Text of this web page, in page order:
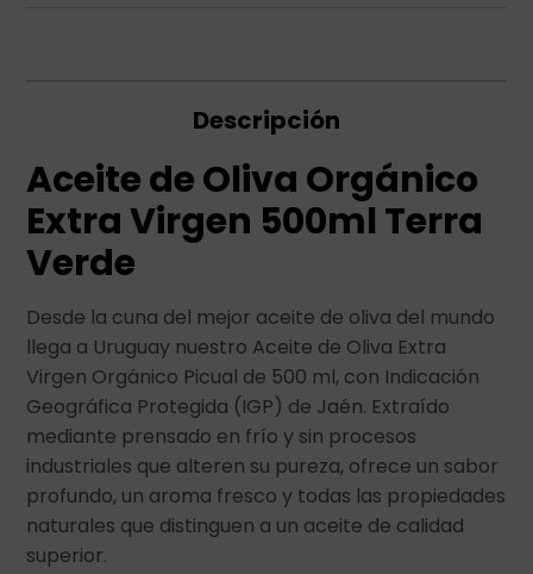
Descripción
Aceite de Oliva Orgánico
Extra Virgen 500ml Terra
Verde
Desde la cuna del mejor aceite de oliva del mundo
llega a Uruguay nuestro Aceite de Oliva Extra
Virgen Orgánico Picual de 500 ml, con Indicación
Geográfica Protegida (IGP) de Jaén. Extraído
mediante prensado en frío y sin procesos
industriales que alteren su pureza, ofrece un sabor
profundo, un aroma fresco y todas las propiedades
naturales que distinguen a un aceite de calidad
superior.